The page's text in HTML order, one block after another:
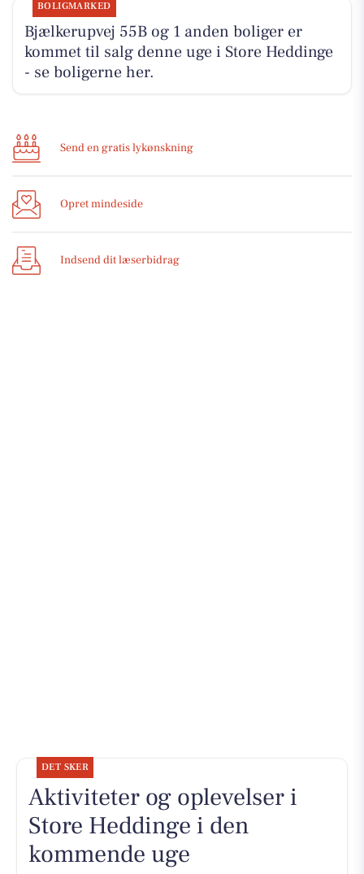
BOLIGMARKED
Bjælkerupvej 55B og 1 anden boliger er
kommet til salg denne uge i Store Heddinge
- se boligerne her.
Send en gratis lykønskning
Opret mindeside
Indsend dit læserbidrag
DET SKER
Aktiviteter og oplevelser i
Store Heddinge i den
kommende uge